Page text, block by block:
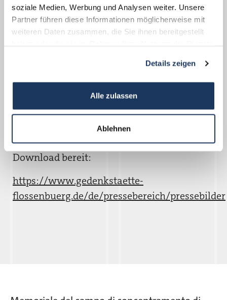
soziale Medien, Werbung und Analysen weiter. Unsere
Partner führen diese Informationen möglicherweise mit
weiteren Daten zusammen, die Sie ihnen bereitgestellt
Details zeigen
Alle zulassen
Ablehnen
Da nicht mehr als fünf Personen gleichzeitig
auf der Aussichtsplattform zugelassen sind,
für eventuelle Wartezeiten. Bei Starkregen,
Pressefotos der SICHTUNG IV und der KZ-
Gedenkstätte Flossenbürg stehen im
Pressebereich unserer Homepage zum
Download bereit:
https://www.gedenkstaette-
flossenbuerg.de/de/pressebereich/pressebilder